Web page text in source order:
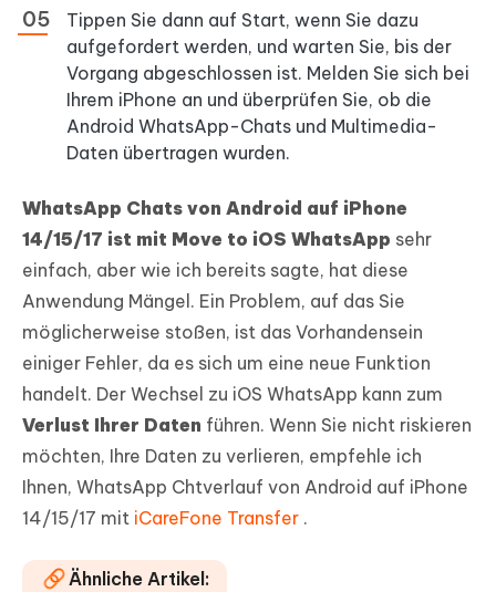
Tippen Sie dann auf Start, wenn Sie dazu
aufgefordert werden, und warten Sie, bis der
Vorgang abgeschlossen ist. Melden Sie sich bei
Ihrem iPhone an und überprüfen Sie, ob die
Android WhatsApp-Chats und Multimedia-
Daten übertragen wurden.
WhatsApp Chats von Android auf iPhone
14/15/17 ist mit Move to iOS WhatsApp sehr
einfach, aber wie ich bereits sagte, hat diese
Anwendung Mängel. Ein Problem, auf das Sie
möglicherweise stoßen, ist das Vorhandensein
einiger Fehler, da es sich um eine neue Funktion
handelt. Der Wechsel zu iOS WhatsApp kann zum
Verlust Ihrer Daten führen. Wenn Sie nicht riskieren
möchten, Ihre Daten zu verlieren, empfehle ich
Ihnen, WhatsApp Chtverlauf von Android auf iPhone
14/15/17 mit iCareFone Transfer .
Ähnliche Artikel: